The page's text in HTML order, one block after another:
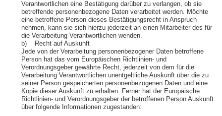
Verantwortlichen eine Bestätigung darüber zu verlangen, ob sie
betreffende personenbezogene Daten verarbeitet werden. Möchte
eine betroffene Person dieses Bestätigungsrecht in Anspruch
nehmen, kann sie sich hierzu jederzeit an einen Mitarbeiter des für
die Verarbeitung Verantwortlichen wenden.
b) Recht auf Auskunft
Jede von der Verarbeitung personenbezogener Daten betroffene
Person hat das vom Europäischen Richtlinien- und
Verordnungsgeber gewährte Recht, jederzeit von dem für die
Verarbeitung Verantwortlichen unentgeltliche Auskunft über die zu
seiner Person gespeicherten personenbezogenen Daten und eine
Kopie dieser Auskunft zu erhalten. Ferner hat der Europäische
Richtlinien- und Verordnungsgeber der betroffenen Person Auskunft
über folgende Informationen zugestanden: